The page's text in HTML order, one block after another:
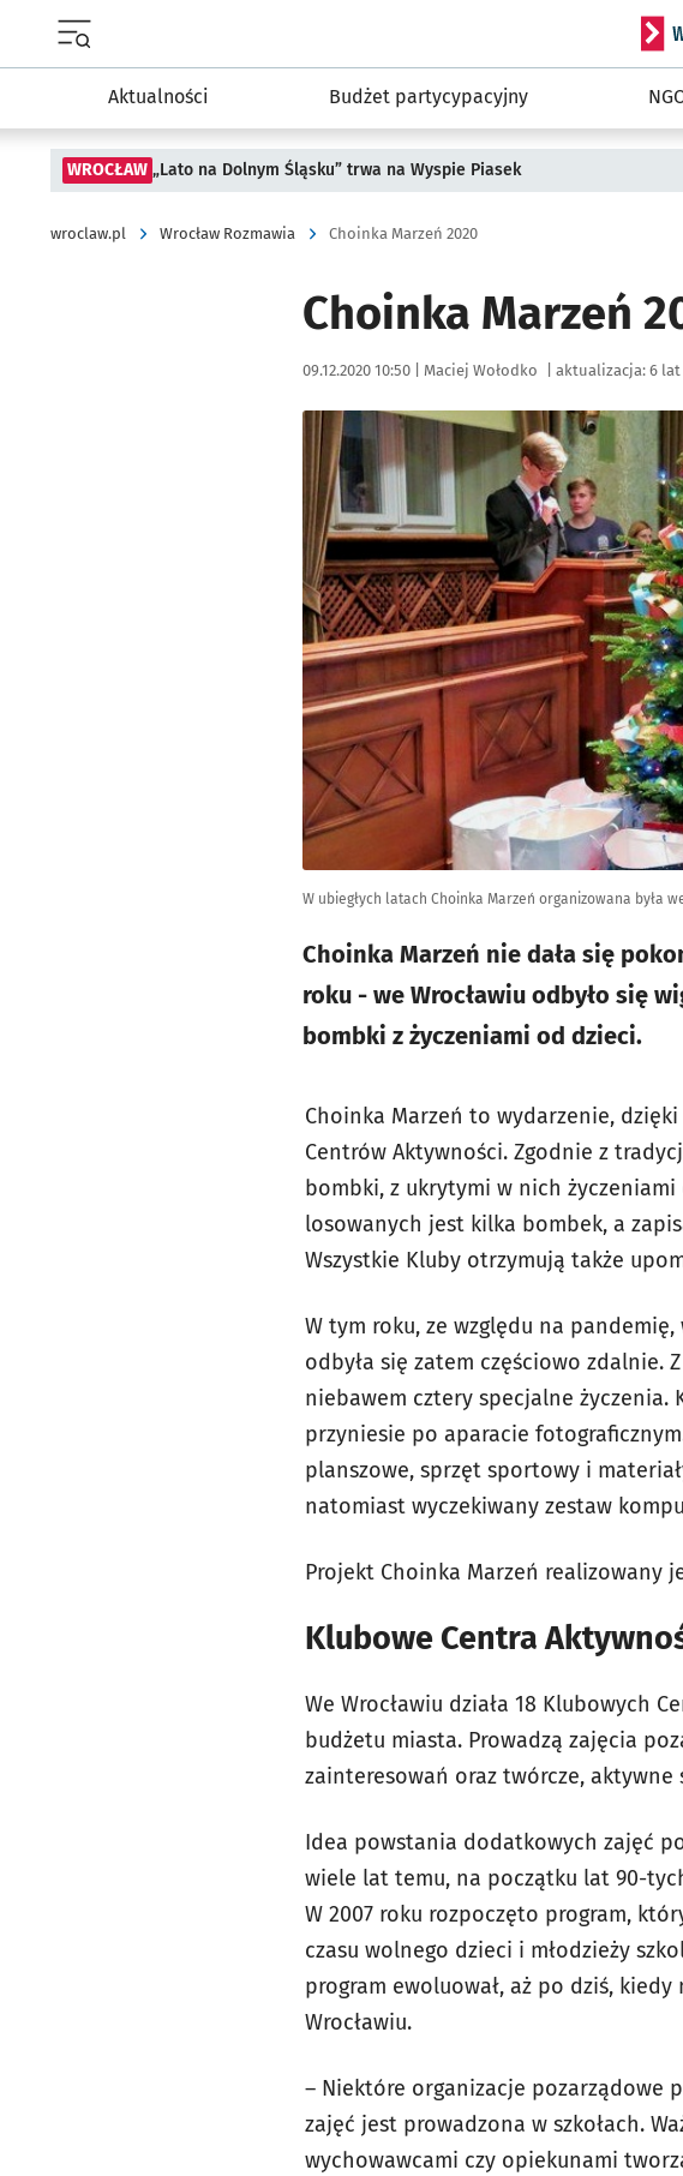
Aktualności Budżet partycypacyjny
WROCŁAW „Lato na Dolnym Śląsku” trwa na Wyspie Piasek
wroclaw.pl Wrocław Rozmawia Choinka Marzeń 2020
Choinka Marzeń
Data publikacji:
09.12.2020 10:50 | Autor:
Maciej Wołodko aktualizacja: 6 lat
Kliknij, aby powiększyć
W ubiegłych latach Choinka Marzeń organizowana była
Choinka Marzeń nie dała się
roku - we Wrocławiu odbyło się
bombki z życzeniami od dzieci.
Choinka Marzeń to wydarzenie,
Centrów Aktywności. Zgodnie z
bombki, z ukrytymi w nich
losowanych jest kilka bombek, a
Wszystkie Kluby otrzymują także
W tym roku, ze względu na
odbyła się zatem częściowo zdalnie.
niebawem cztery specjalne życzenia.
przyniesie po aparacie
planszowe, sprzęt sportowy i
natomiast wyczekiwany zestaw
Projekt Choinka Marzeń realizowany
Klubowe Centra
We Wrocławiu działa 18 Klubowych
budżetu miasta. Prowadzą zajęcia
zainteresowań oraz twórcze, aktywne
Idea powstania dodatkowych zajęć
wiele lat temu, na początku lat 90-
W 2007 roku rozpoczęto program,
czasu wolnego dzieci i młodzieży
program ewoluował, aż po dziś,
Wrocławiu.
– Niektóre organizacje pozarządowe
zajęć jest prowadzona w szkołach.
wychowawcami czy opiekunami